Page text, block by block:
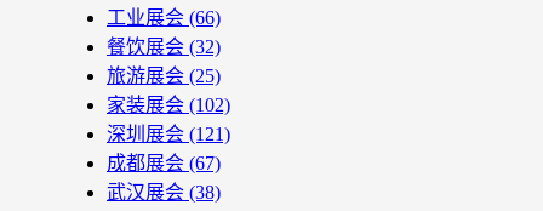
工业展会 (66)
餐饮展会 (32)
旅游展会 (25)
家装展会 (102)
深圳展会 (121)
成都展会 (67)
武汉展会 (38)